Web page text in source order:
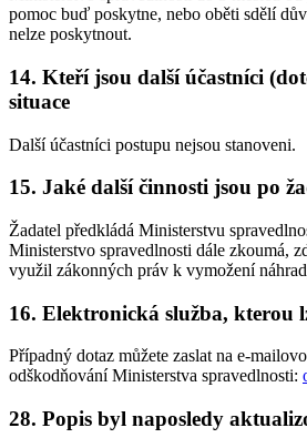
pomoc buď poskytne, nebo oběti sdělí
nelze poskytnout.
14. Kteří jsou další účastníci
situace
Další účastníci postupu nejsou stanoveni.
15. Jaké další činnosti jsou po
Žadatel předkládá Ministerstvu
Ministerstvo spravedlnosti dále zkoumá,
využil zákonných práv k vymožení
16. Elektronická služba, kterou
Případný dotaz můžete zaslat na e-
odškodňování Ministerstva spravedlnosti:
28. Popis byl naposledy